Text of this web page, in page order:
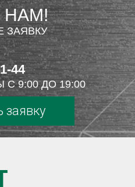
НАМ!
ЗАЯВКУ
44
9:00 ДО 19:00
заявку